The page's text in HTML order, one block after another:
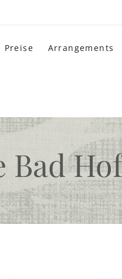
Preise Arrangements